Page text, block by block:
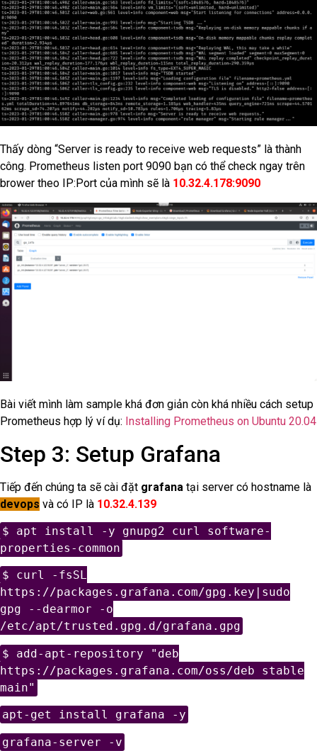
Thấy dòng “Server is ready to receive web requests” là thành
công. Prometheus listen port 9090 bạn có thể check ngay trên
brower theo IP:Port của mình sẽ là 10.32.4.178:9090
Bài viết mình làm sample khá đơn giản còn khá nhiều cách setup
Prometheus hợp lý ví dụ: Installing Prometheus on Ubuntu 20.04
Step 3: Setup Grafana
Tiếp đến chúng ta sẽ cài đặt grafana tại server có hostname là
devops và có IP là 10.32.4.139
$ apt install -y gnupg2 curl software-
properties-common
$ curl -fsSL
https://packages.grafana.com/gpg.key|sudo
gpg --dearmor -o
/etc/apt/trusted.gpg.d/grafana.gpg
$ add-apt-repository "deb
https://packages.grafana.com/oss/deb stable
main"
apt-get install grafana -y
grafana-server -v